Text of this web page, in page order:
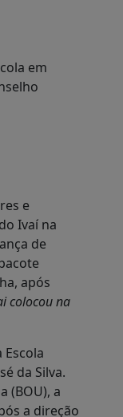
e
Ivaí na
de
após
colocou na
da Silva.
(BOU), a
a direção